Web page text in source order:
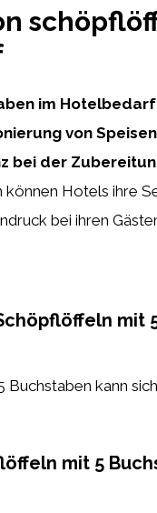
im
von
bei der
Hotels ihre
bei ihren
mit
kann
mit 5